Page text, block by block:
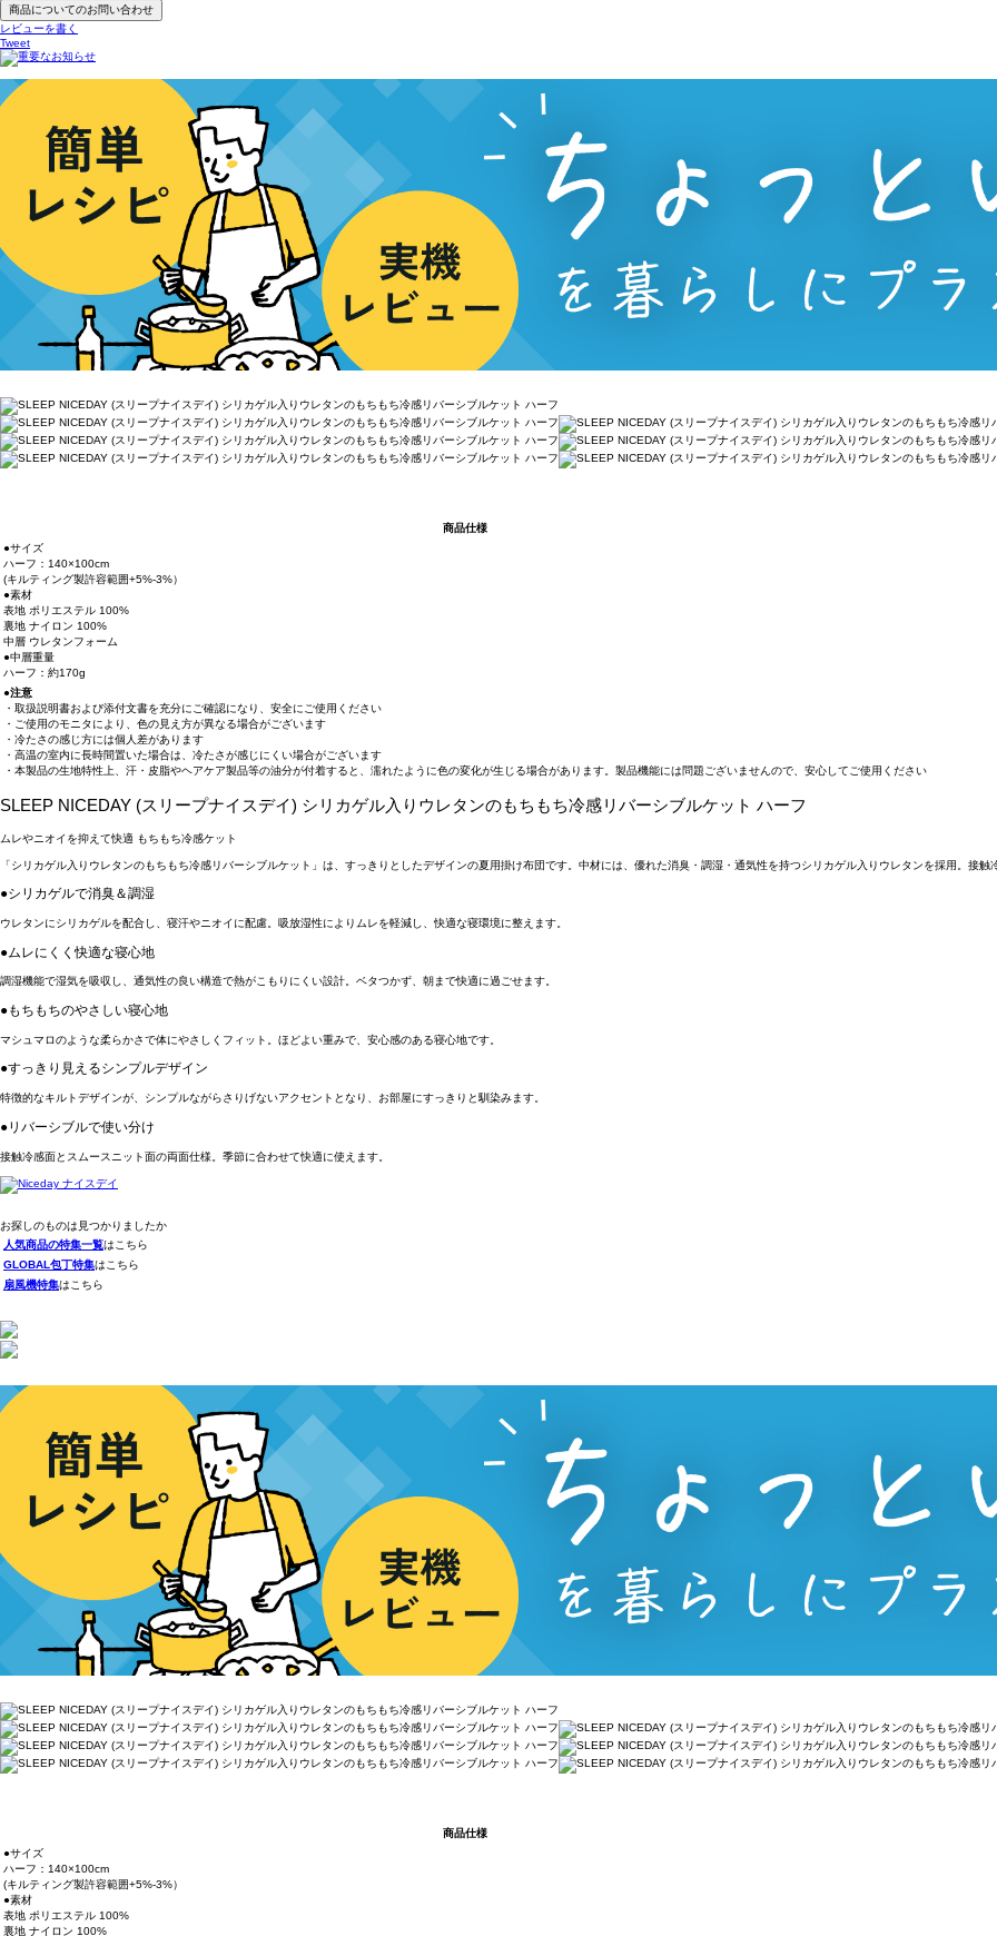
商品についてのお問い合わせ
レビューを書く
Tweet
商品仕様
●サイズ
ハーフ：140×100cm
(キルティング製許容範囲+5%-3%）
●素材
表地 ポリエステル 100%
裏地 ナイロン 100%
中層 ウレタンフォーム
●中層重量
ハーフ：約170g
●注意
・取扱説明書および添付文書を充分にご確認になり、安全にご使用ください
・ご使用のモニタにより、色の見え方が異なる場合がございます
・冷たさの感じ方には個人差があります
・高温の室内に長時間置いた場合は、冷たさが感じにくい場合がございます
・本製品の生地特性上、汗・皮脂やヘアケア製品等の油分が付着すると、濡れたように色の変化が生じる場合があります。製品機能には問題ございませんので、安心してご使用ください
SLEEP NICEDAY (スリープナイスデイ) シリカゲル入りウレタンのもちもち冷感リバーシブルケット ハーフ
ムレやニオイを抑えて快適 もちもち冷感ケット
「シリカゲル入りウレタンのもちもち冷感リバーシブルケット」は、すっきりとしたデザインの夏用掛け布団です。中材には、優れた消臭・調湿・通気性を持つシリカゲル入りウレタンを採用。接
●シリカゲルで消臭＆調湿
ウレタンにシリカゲルを配合し、寝汗やニオイに配慮。吸放湿性によりムレを軽減し、快適な寝環境に整えます。
●ムレにくく快適な寝心地
調湿機能で湿気を吸収し、通気性の良い構造で熱がこもりにくい設計。ベタつかず、朝まで快適に過ごせます。
●もちもちのやさしい寝心地
マシュマロのような柔らかさで体にやさしくフィット。ほどよい重みで、安心感のある寝心地です。
●すっきり見えるシンプルデザイン
特徴的なキルトデザインが、シンプルながらさりげないアクセントとなり、お部屋にすっきりと馴染みます。
●リバーシブルで使い分け
接触冷感面とスムースニット面の両面仕様。季節に合わせて快適に使えます。
お探しのものは見つかりましたか
人気商品の特集一覧はこちら
GLOBAL包丁特集はこちら
扇風機特集はこちら
商品仕様
●サイズ
ハーフ：140×100cm
(キルティング製許容範囲+5%-3%）
●素材
表地 ポリエステル 100%
裏地 ナイロン 100%